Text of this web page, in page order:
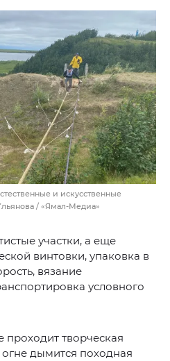
и искусственные
/ «Ямал-Медиа»
участки, а еще
винтовки, упаковка в
вязание
условного
проходит творческая
огне дымится походная